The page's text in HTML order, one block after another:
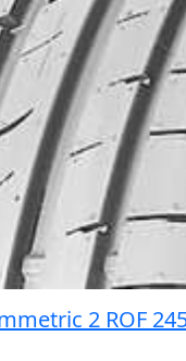
2 ROF